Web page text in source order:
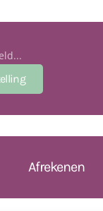
Afrekenen